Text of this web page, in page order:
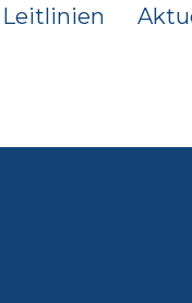
Leitlinien